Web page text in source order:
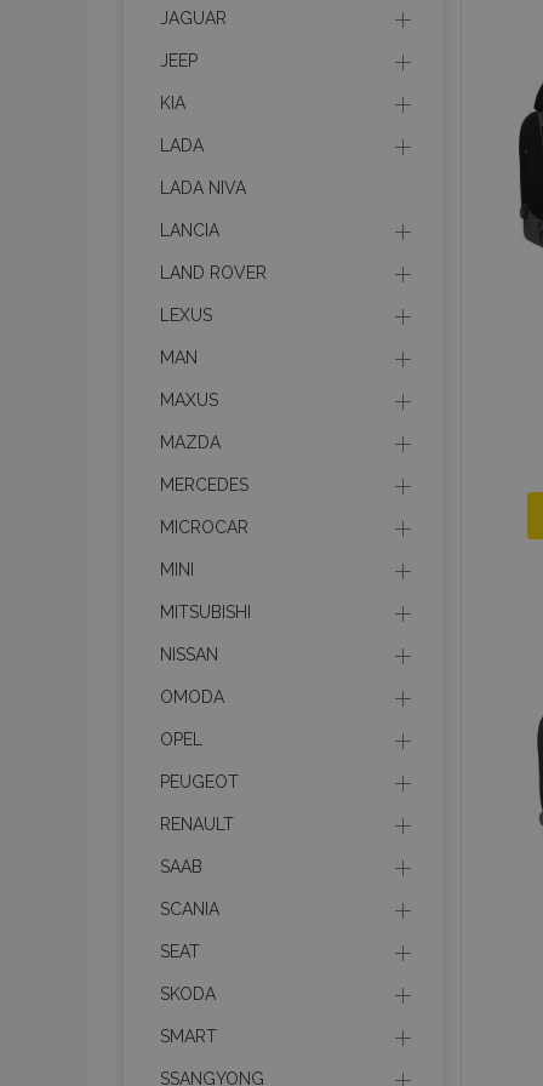
JAGUAR
JEEP
KIA
LADA
LADA NIVA
LANCIA
LAND ROVER
LEXUS
MAN
MAXUS
MAZDA
MERCEDES
MICROCAR
MINI
MITSUBISHI
NISSAN
OMODA
OPEL
PEUGEOT
RENAULT
SAAB
SCANIA
SEAT
SKODA
SMART
SSANGYONG
mage-cache-